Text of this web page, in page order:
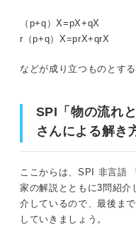
（p+q）X=pX+qX
r（p+q）X=prX+qrX
などが成り立つものとする
SPI「物の流れ
さんによる解き
ここからは、SPI 非言語
家の解説とともに3問紹介
介しているので、最後ま
していきましょう。